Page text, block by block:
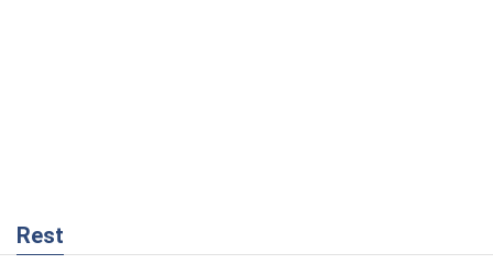
Rest